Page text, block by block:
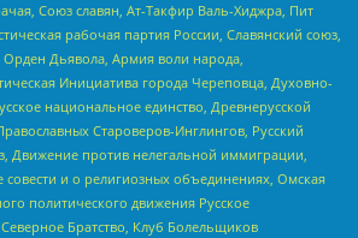
Союз славян, Ат-Такфир Валь-Хиджра, Пит
рабочая партия России, Славянский союз,
Дьявола, Армия воли народа,
Инициатива города Череповца, Духовно-
национальное единство, Древнерусской
Староверов-Инглингов, Русский
Движение против нелегальной иммиграции,
совести и о религиозных объединениях, Омская
политического движения Русское
Братство, Клуб Болельщиков